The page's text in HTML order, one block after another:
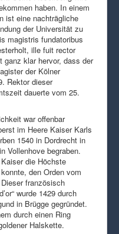
haben. In einem
ist eine nachträgliche
der Universität zu
magistris fundatoribus
ille fuit rector
ganz klar hervor, dass der
der Kölner
Rektor dieser
dauerte vom 25.
war offenbar
im Heere Kaiser Karls
1540 in Dordrecht in
Vollenhove begraben.
die Höchste
den Orden vom
französisch
wurde 1429 durch
in Brügge gegründet.
durch einen Ring
Halskette.